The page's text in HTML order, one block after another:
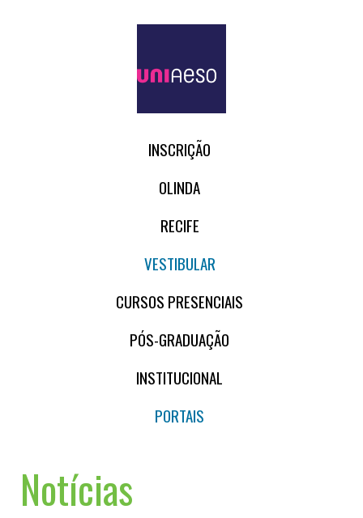
INSCRIÇÃO
OLINDA
RECIFE
VESTIBULAR
CURSOS PRESENCIAIS
PÓS-GRADUAÇÃO
INSTITUCIONAL
PORTAIS
Notícias